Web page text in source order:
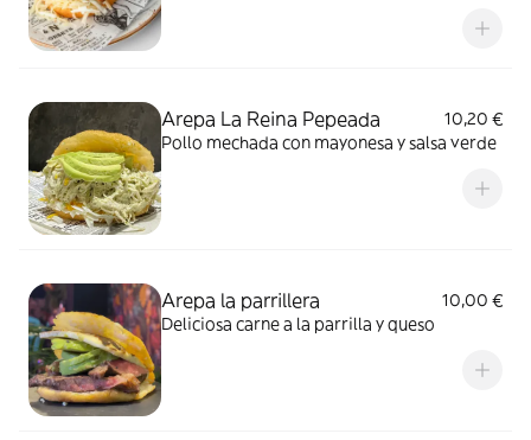
Arepa La Reina Pepeada
10,20 €
Pollo mechada con mayonesa y salsa verde
Arepa la parrillera
10,00 €
Deliciosa carne a la parrilla y queso